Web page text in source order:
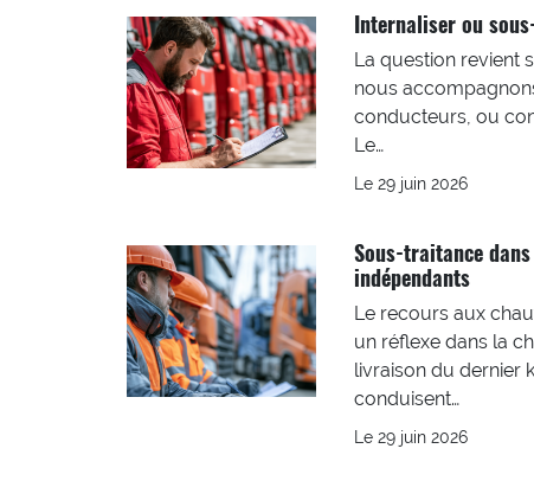
Internaliser ou
La question revient
nous
conducteurs, ou
Le…
Le 29 juin 2026
Sous-traitance
indépendants
Le recours aux
un réflexe dans la
livraison du dernier
conduisent…
Le 29 juin 2026